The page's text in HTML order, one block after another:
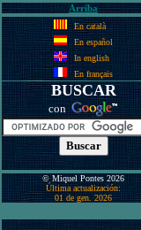
Arriba
En català
En español
In english
En français
BUSCAR
con
© Miquel Pontes 2026
Última actualización:
01 de gen. 2026